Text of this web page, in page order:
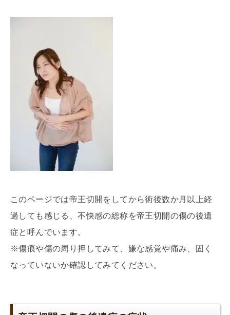
このページでは帝王切開をしてから術後数か月以上経
過しても感じる、不快感の総称を帝王切開の傷の後遺
症と呼んでいます。
※傷痕や傷の周り押してみて、嫌な感覚や痛み、固く
なっていないか確認してみてください。